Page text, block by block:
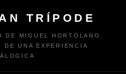
TRÍPODE
DE MIGUEL HORTOLANO.
DE UNA EXPERIENCIA